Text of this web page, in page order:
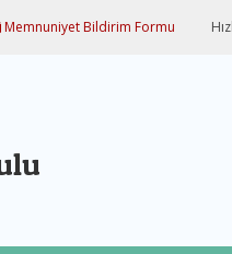
Memnuniyet Bildirim Formu